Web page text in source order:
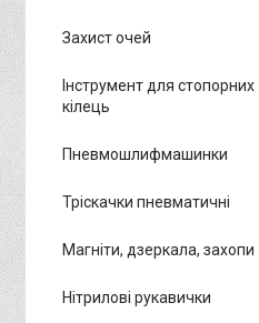
Захист очей
Інструмент для стопорних
кілець
Пневмошлифмашинки
Тріскачки пневматичні
Магніти, дзеркала, захопи
Нітрилові рукавички